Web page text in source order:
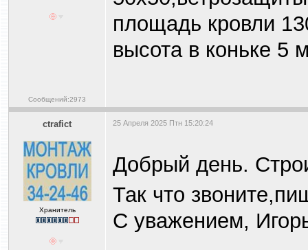
Сообщений:2973
площадь кровли
высота в коньке 5
ctrafict
Хранитель
25 Апреля 2025 Птн 15:20:24
Добрый день.
Так что
С уважением,